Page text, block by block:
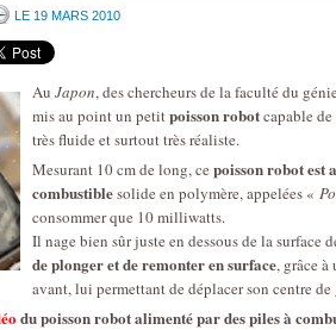
LE 19 MARS 2010
Au Japon, des chercheurs de la faculté du
mis au point un petitpoisson robotcapable de
très fluide et surtout très réaliste.
Mesurant 10 cm de long, ce poisson robot est
combustiblesolide en polymère, appelées «
consommer que 10 milliwatts.
Il nage bien sûr juste en dessous de la surface
de plonger et de remonter en surface, grâce à
avant, lui permettant de déplacer son centre
du poisson robot alimenté par des piles à